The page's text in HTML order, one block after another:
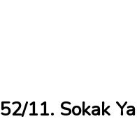
52/11. Sokak